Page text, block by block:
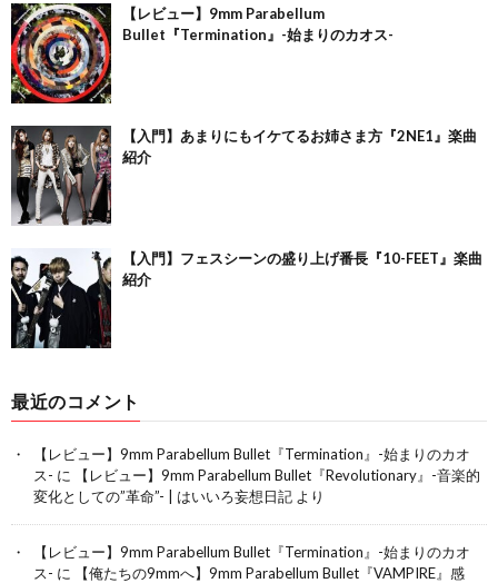
【レビュー】9mm Parabellum
Bullet『Termination』-始まりのカオス-
【入門】あまりにもイケてるお姉さま方『2NE1』楽曲
紹介
【入門】フェスシーンの盛り上げ番長『10-FEET』楽曲
紹介
最近のコメント
【レビュー】9mm Parabellum Bullet『Termination』-始まりのカオ
ス- に
【レビュー】9mm Parabellum Bullet『Revolutionary』-音楽的
変化としての”革命”- | はいいろ妄想日記 より
【レビュー】9mm Parabellum Bullet『Termination』-始まりのカオ
ス- に
【俺たちの9mmへ】9mm Parabellum Bullet『VAMPIRE』感